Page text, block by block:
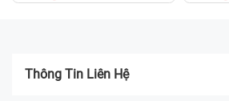
Thông Tin Liên Hệ